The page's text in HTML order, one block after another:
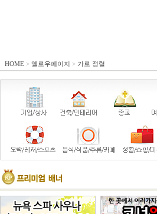
HOME > 옐로우페이지 > 가로 정렬